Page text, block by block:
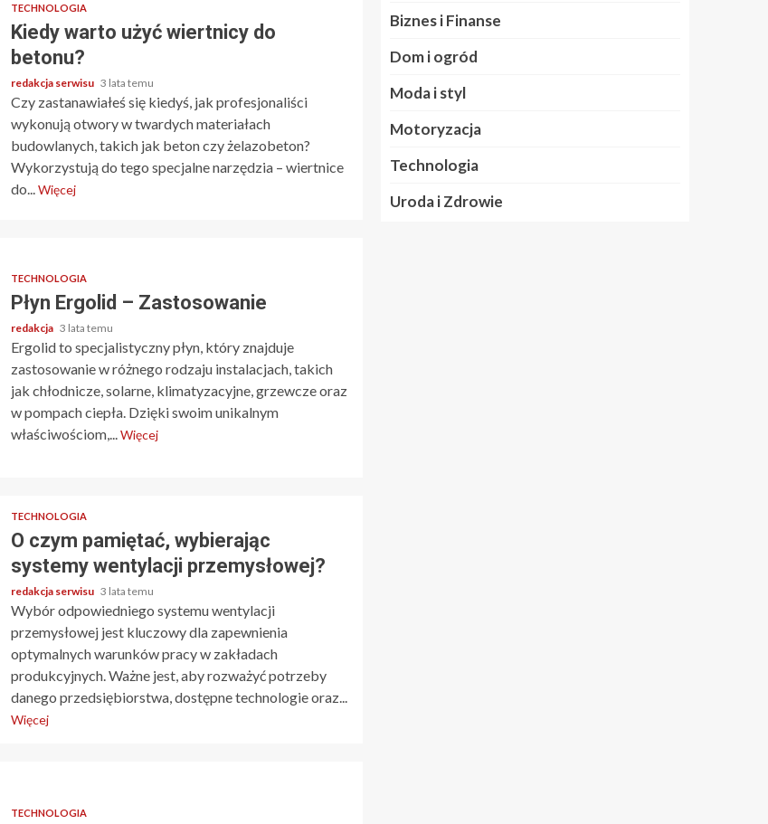
TECHNOLOGIA
Kiedy warto użyć wiertnicy do
betonu?
redakcja serwisu 3 lata temu
Czy zastanawiałeś się kiedyś, jak profesjonaliści
wykonują otwory w twardych materiałach
budowlanych, takich jak beton czy żelazobeton?
Wykorzystują do tego specjalne narzędzia – wiertnice
do... Więcej
TECHNOLOGIA
Płyn Ergolid – Zastosowanie
redakcja 3 lata temu
Ergolid to specjalistyczny płyn, który znajduje
zastosowanie w różnego rodzaju instalacjach, takich
jak chłodnicze, solarne, klimatyzacyjne, grzewcze oraz
w pompach ciepła. Dzięki swoim unikalnym
właściwościom,... Więcej
TECHNOLOGIA
O czym pamiętać, wybierając
systemy wentylacji przemysłowej?
redakcja serwisu 3 lata temu
Wybór odpowiedniego systemu wentylacji
przemysłowej jest kluczowy dla zapewnienia
optymalnych warunków pracy w zakładach
produkcyjnych. Ważne jest, aby rozważyć potrzeby
danego przedsiębiorstwa, dostępne technologie oraz...
Więcej
TECHNOLOGIA
Biznes i Finanse
Dom i ogród
Moda i styl
Motoryzacja
Technologia
Uroda i Zdrowie